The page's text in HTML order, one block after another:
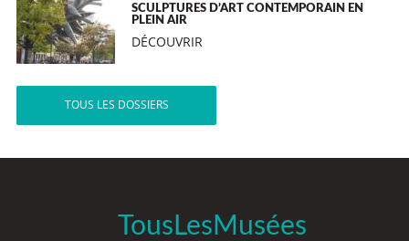
SCULPTURES D’ART CONTEMPORAIN EN
PLEIN AIR
DÉCOUVRIR
TOUS LES DOSSIERS
TousLesMusées